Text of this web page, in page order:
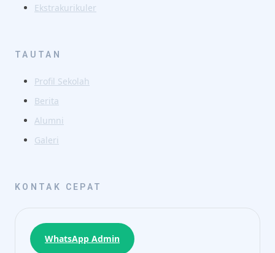
Ekstrakurikuler
TAUTAN
Profil Sekolah
Berita
Alumni
Galeri
KONTAK CEPAT
WhatsApp Admin